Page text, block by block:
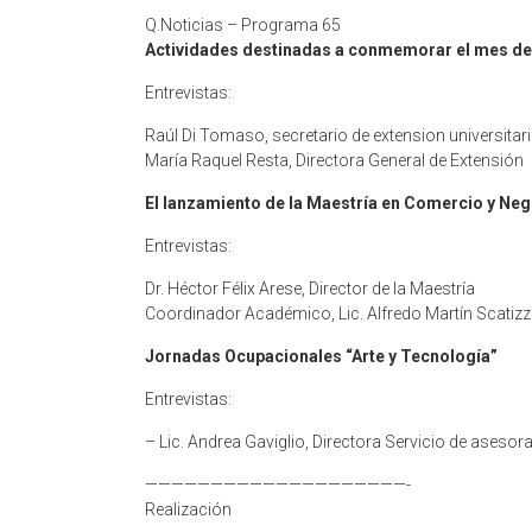
Q.Noticias – Programa 65
Actividades destinadas a conmemorar el mes
Entrevistas:
Raúl Di Tomaso, secretario de extension
María Raquel Resta, Directora General de Extensión
El lanzamiento de la Maestría en Comercio y
Entrevistas:
Dr. Héctor Félix Arese, Director de la Maestría
Coordinador Académico, Lic. Alfredo Martín
Jornadas Ocupacionales “Arte y Tecnología”
Entrevistas:
– Lic. Andrea Gaviglio, Directora Servicio de
————————————————————-
Realización